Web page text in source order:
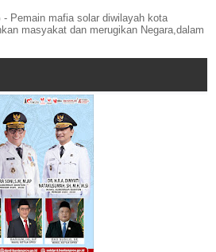
Pemain mafia solar diwilayah kota
masyakat dan merugikan Negara,dalam